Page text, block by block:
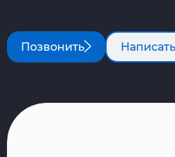
Позвонить Написать